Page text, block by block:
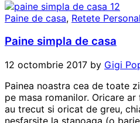
Paine de casa, Retete
Paine simpla de casa
12 octombrie 2017 by Gigi
Painea noastra cea de toate
pe masa romanilor. Oricare
au trecut si oricat de greu,